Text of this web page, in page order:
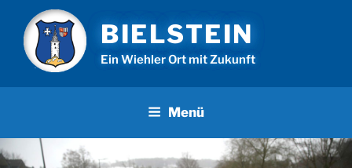
Inhalt
springen
BIELSTEIN
Ein Wiehler Ort mit Zukunft
Menü